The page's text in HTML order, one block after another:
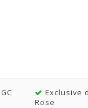
Exclusive
Rose